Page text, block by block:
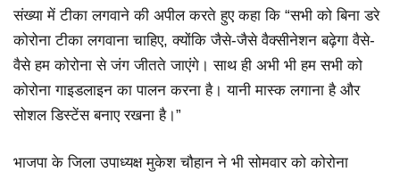
संख्या में टीका लगवाने की अपील करते हुए कहा कि “सभी को बिना डरे
कोरोना टीका लगवाना चाहिए, क्योंकि जैसे-जैसे वैक्सीनेशन बढ़ेगा वैसे-
वैसे हम कोरोना से जंग जीतते जाएंगे। साथ ही अभी भी हम सभी को
कोरोना गाइडलाइन का पालन करना है। यानी मास्क लगाना है और
सोशल डिस्टेंस बनाए रखना है।”
भाजपा के जिला उपाध्यक्ष मुकेश चौहान ने भी सोमवार को कोरोना